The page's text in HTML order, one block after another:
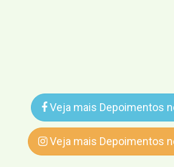
Veja mais Depoimentos
Veja mais Depoimentos